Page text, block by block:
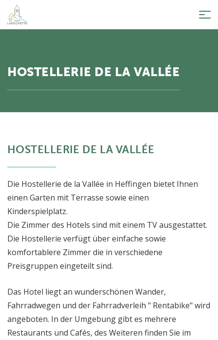
HOSTELLERIE DE LA VALLÉE
HOSTELLERIE DE LA VALLÉE
Die Hostellerie de la Vallée in Heffingen bietet Ihnen
einen Garten mit Terrasse sowie einen
Kinderspielplatz.
Die Zimmer des Hotels sind mit einem TV ausgestattet.
Die Hostellerie verfügt über einfache sowie
komfortablere Zimmer die in verschiedene
Preisgruppen eingeteilt sind.
Das Hotel liegt an wunderschönen Wander,
Fahrradwegen und der Fahrradverleih " Rentabike" wird
angeboten. In der Umgebung gibt es mehrere
Restaurants und Cafés, des Weiteren finden Sie im